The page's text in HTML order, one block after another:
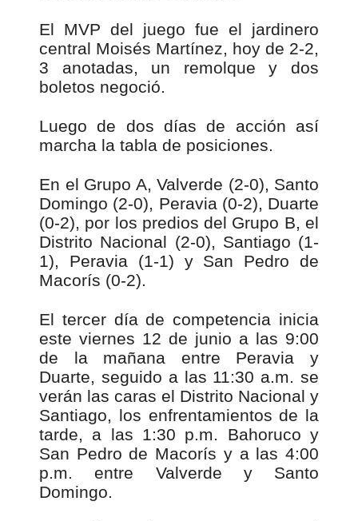
El MVP del juego fue el jardinero
central Moisés Martínez, hoy de 2-2,
3 anotadas, un remolque y dos
boletos negoció.
Luego de dos días de acción así
marcha la tabla de posiciones.
En el Grupo A, Valverde (2-0), Santo
Domingo (2-0), Peravia (0-2), Duarte
(0-2), por los predios del Grupo B, el
Distrito Nacional (2-0), Santiago (1-
1), Peravia (1-1) y San Pedro de
Macorís (0-2).
El tercer día de competencia inicia
este viernes 12 de junio a las 9:00
de la mañana entre Peravia y
Duarte, seguido a las 11:30 a.m. se
verán las caras el Distrito Nacional y
Santiago, los enfrentamientos de la
tarde, a las 1:30 p.m. Bahoruco y
San Pedro de Macorís y a las 4:00
p.m. entre Valverde y Santo
Domingo.